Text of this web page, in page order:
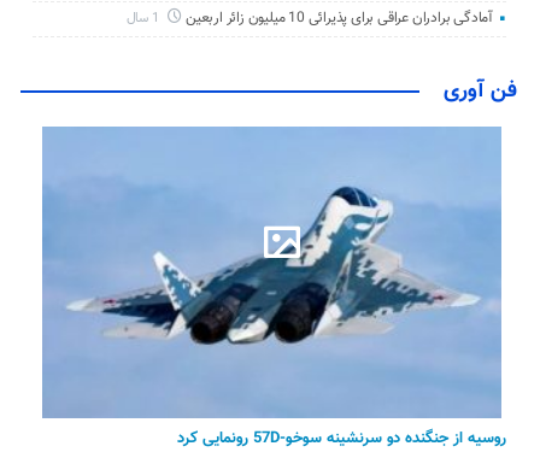
آمادگی برادران عراقی برای پذیرائی 10 میلیون زائر اربعین
فن آوری
روسیه از جنگنده دو سرنشینه سوخو-57D رونمایی کرد